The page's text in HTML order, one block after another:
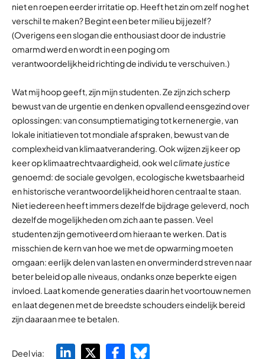
niet en roepen eerder irritatie op. Heeft het zin om zelf nog het
verschil te maken? Begint een beter milieu bij jezelf?
(Overigens een slogan die enthousiast door de industrie
omarmd werd en wordt in een poging om
verantwoordelijkheid richting de individu te verschuiven.)
Wat mij hoop geeft, zijn mijn studenten. Ze zijn zich scherp
bewust van de urgentie en denken opvallend eensgezind over
oplossingen: van consumptiematiging tot kernenergie, van
lokale initiatieven tot mondiale afspraken, bewust van de
complexheid van klimaatverandering. Ook wijzen zij keer op
keer op klimaatrechtvaardigheid, ook welclimate justice
genoemd: de sociale gevolgen, ecologische kwetsbaarheid
en historische verantwoordelijkheid horen centraal te staan.
Niet iedereen heeft immers dezelfde bijdrage geleverd, noch
dezelfde mogelijkheden om zich aan te passen. Veel
studenten zijn gemotiveerd om hieraan te werken. Dat is
misschien de kern van hoe we met de opwarming moeten
omgaan: eerlijk delen van lasten en onverminderd streven naar
beter beleid op alle niveaus, ondanks onze beperkte eigen
invloed. Laat komende generaties daarin het voortouw nemen
en laat degenen met de breedste schouders eindelijk bereid
zijn daaraan mee te betalen.
Deel via: